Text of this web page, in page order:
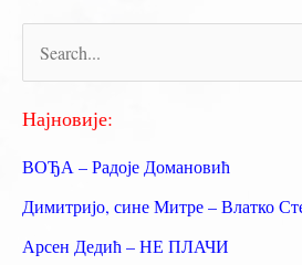
р
е
р
а
г
Најновије:
ВОЂА – Радоје Домановић
Димитријо, сине Митре – Влатко
Арсен Дедић – НЕ ПЛАЧИ